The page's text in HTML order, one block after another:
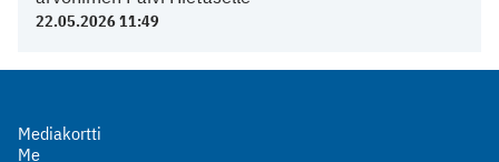
22.05.2026 11:49
Mediakortti
Me